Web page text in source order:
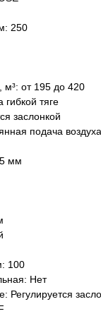
250
от 195 до 420
тяге
заслонкой
подача воздуха
мм
100
Нет
Регулируется